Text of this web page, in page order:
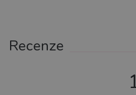
Recenze